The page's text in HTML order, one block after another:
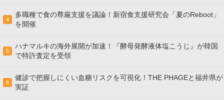
4
多職種で食の尊厳支援を議論！新宿食支援研究会「夏のReboot」
を開催
5
ハナマルキの海外展開が加速！『酵母発酵液体塩こうじ』が韓国
で特許査定を受領
6
健診で把握しにくい血糖リスクを可視化！THE PHAGEと福井県が
実証